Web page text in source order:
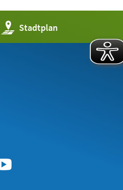
Stadtplan
(Öffnet
in
einem